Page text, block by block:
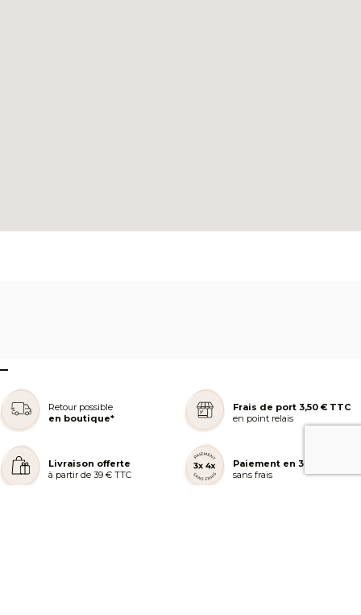
–
Retour possible
en boutique*
Frais de port 3,50 € TTC
en point relais
Livraison offerte
à partir de 39 € TTC
Paiement en 3 ou 4x
sans frais